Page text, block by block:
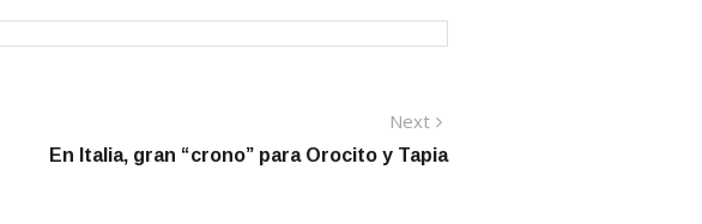
Next
post:
En Italia, gran “crono” para Orocito y Tapia